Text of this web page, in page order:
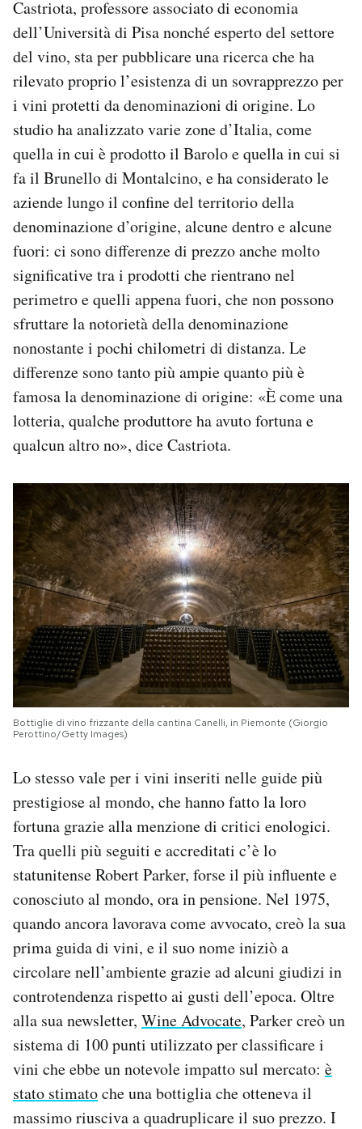
Castriota, professore associato di economia
dell’Università di Pisa nonché esperto del settore
del vino, sta per pubblicare una ricerca che ha
rilevato proprio l’esistenza di un sovrapprezzo per
i vini protetti da denominazioni di origine. Lo
studio ha analizzato varie zone d’Italia, come
quella in cui è prodotto il Barolo e quella in cui si
fa il Brunello di Montalcino, e ha considerato le
aziende lungo il confine del territorio della
denominazione d’origine, alcune dentro e alcune
fuori: ci sono differenze di prezzo anche molto
significative tra i prodotti che rientrano nel
perimetro e quelli appena fuori, che non possono
sfruttare la notorietà della denominazione
nonostante i pochi chilometri di distanza. Le
differenze sono tanto più ampie quanto più è
famosa la denominazione di origine: «È come una
lotteria, qualche produttore ha avuto fortuna e
qualcun altro no», dice Castriota.
Bottiglie di vino frizzante della cantina Canelli, in Piemonte (Giorgio
Perottino/Getty Images)
Lo stesso vale per i vini inseriti nelle guide più
prestigiose al mondo, che hanno fatto la loro
fortuna grazie alla menzione di critici enologici.
Tra quelli più seguiti e accreditati c’è lo
statunitense Robert Parker, forse il più influente e
conosciuto al mondo, ora in pensione. Nel 1975,
quando ancora lavorava come avvocato, creò la sua
prima guida di vini, e il suo nome iniziò a
circolare nell’ambiente grazie ad alcuni giudizi in
controtendenza rispetto ai gusti dell’epoca. Oltre
alla sua newsletter, Wine Advocate, Parker creò un
sistema di 100 punti utilizzato per classificare i
vini che ebbe un notevole impatto sul mercato: è
stato stimatoche una bottiglia che otteneva il
massimo riusciva a quadruplicare il suo prezzo. I